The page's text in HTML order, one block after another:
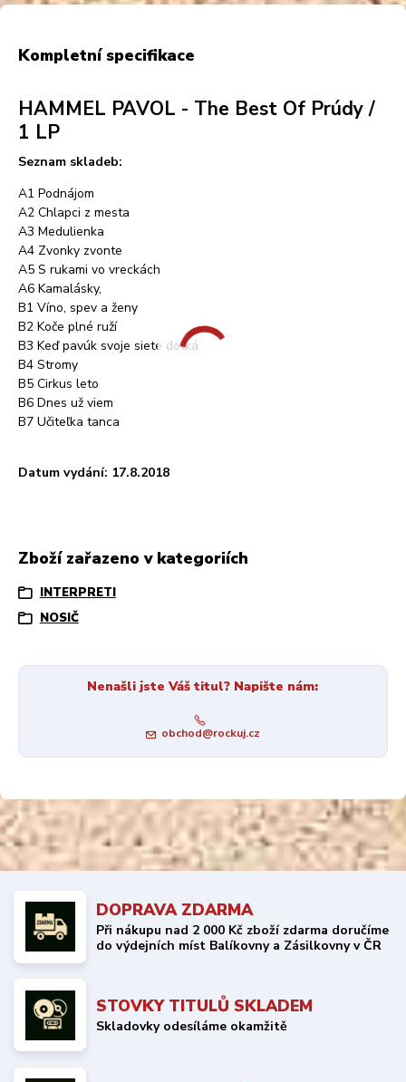
Kompletní specifikace
HAMMEL PAVOL - The Best Of Prúdy /
1 LP
Seznam skladeb:
A1 Podnájom
A2 Chlapci z mesta
A3 Medulienka
A4 Zvonky zvonte
A5 S rukami vo vreckách
A6 Kamalásky,
B1 Víno, spev a ženy
B2 Koče plné ruží
B3 Keď pavúk svoje siete dotká
B4 Stromy
B5 Cirkus leto
B6 Dnes už viem
B7 Učiteľka tanca
Datum vydání: 17.8.2018
Zboží zařazeno v kategoriích
INTERPRETI
NOSIČ
Nenašli jste Váš titul? Napište nám:
obchod@rockuj.cz
DOPRAVA ZDARMA
Při nákupu nad 2 000 Kč zboží zdarma doručíme
do výdejních míst Balíkovny a Zásilkovny v ČR
STOVKY TITULŮ SKLADEM
Skladovky odesíláme okamžitě